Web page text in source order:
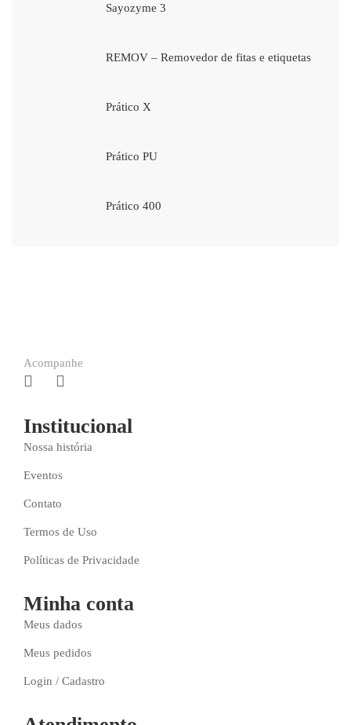
Sayozyme 3
REMOV – Removedor de fitas e etiquetas
Prático X
Prático PU
Prático 400
Acompanhe
Institucional
Nossa história
Eventos
Contato
Termos de Uso
Políticas de Privacidade
Minha conta
Meus dados
Meus pedidos
Login / Cadastro